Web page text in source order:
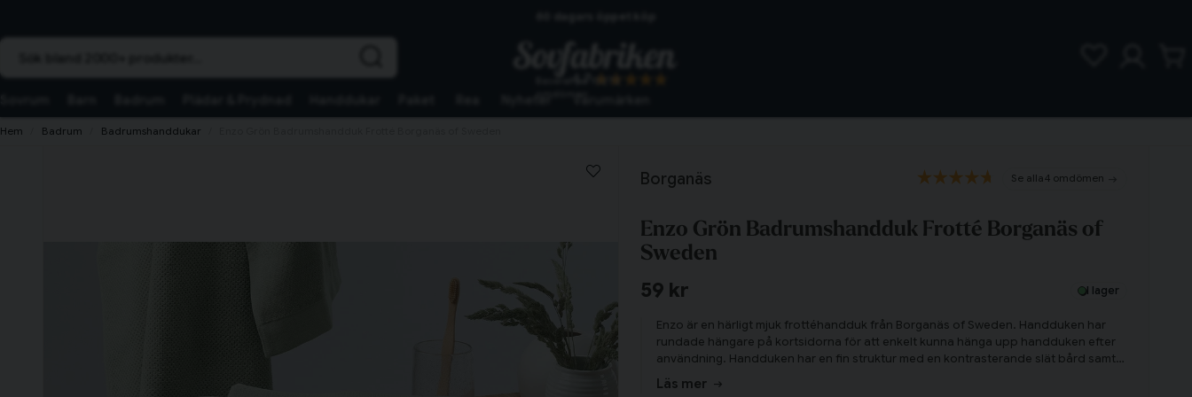
Skickas från lagret i Vinslöv
Hem Badrum Badrumshanddukar
Borganäs 4 omdömen
Enzo Grön Badrumshandduk Frotté Borganäs of
Sweden
59 kr I lager
Enzo är en härligt mjuk frottéhandduk från Borganäs of Sweden. Handduken har
rundade hängare på kortsidorna för att enkelt kunna hänga upp handduken efter
användning. Handduken har en fin struktur med en kontrasterande slät bård samt
bred kant nedtill. Välj bland flera storlekar och färger i serien Enzo för att mixa och
matcha ihop badrummets härliga textilier.
Läs mer
Tillagd i varukorgen